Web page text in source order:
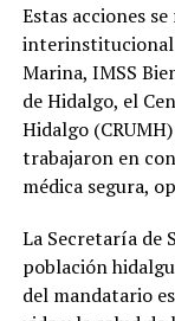
Estas acciones
interinstitucional
Marina, IMSS
de Hidalgo, el
Hidalgo
trabajaron en
médica segura,
La Secretaría de
población
del mandatario